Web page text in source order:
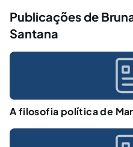
Publicações de
Santana
A filosofia política de